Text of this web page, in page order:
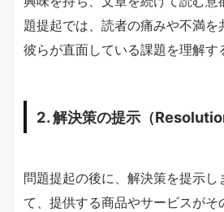
題提起では、読者の痛みや不満を
彼らが直面している課題を理解す
2. 解決策の提示（
問題提起の後に、解決策を提示し
て、提供する商品やサービスがそ